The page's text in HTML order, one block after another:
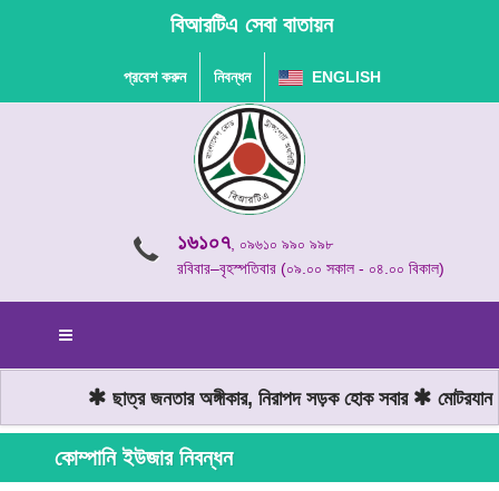
বিআরটিএ সেবা বাতায়ন
প্রবেশ করুন নিবন্ধন ENGLISH
১৬১০৭, ০৯৬১০ ৯৯০ ৯৯৮
রবিবার–বৃহস্পতিবার (০৯.০০ সকাল - ০৪.০০ বিকাল)
ছাত্র জনতার অঙ্গীকার, নিরাপদ সড়ক হোক সবার মোটরযান
কোম্পানি ইউজার নিবন্ধন